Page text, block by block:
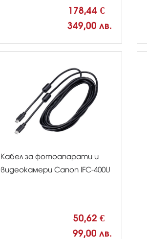
178,44 €
349,00 лв.
Кабел за фотоапарати и
видеокамери Canon IFC-400U
50,62 €
99,00 лв.